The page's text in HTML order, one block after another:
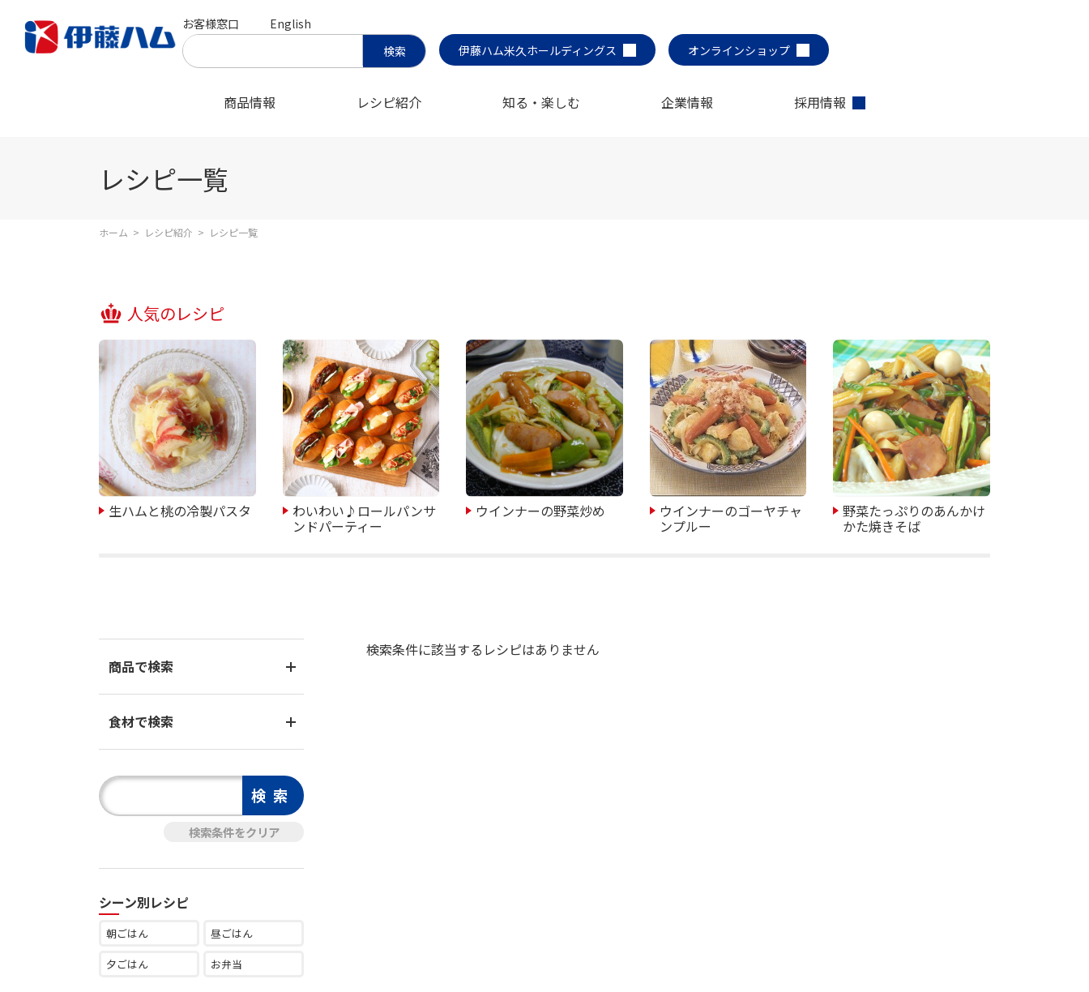
お客様窓口
English
伊藤ハム米久ホールディングス
オンラインショップ
商品情報 レシピ紹介 知る・楽しむ 企業情報 採用情報
レシピ一覧
ホーム > レシピ紹介 > レシピ一覧
人気のレシピ
生ハムと桃の冷製パスタ わいわい♪ロールパンサ
ンドパーティー
ウインナーの野菜炒め ウインナーのゴーヤチャ
ンプルー
野菜たっぷりのあんかけ
かた焼きそば
検索条件に該当するレシピはありません
商品で検索
食材で検索
シーン別レシピ
朝ごはん 昼ごはん
夕ごはん お弁当